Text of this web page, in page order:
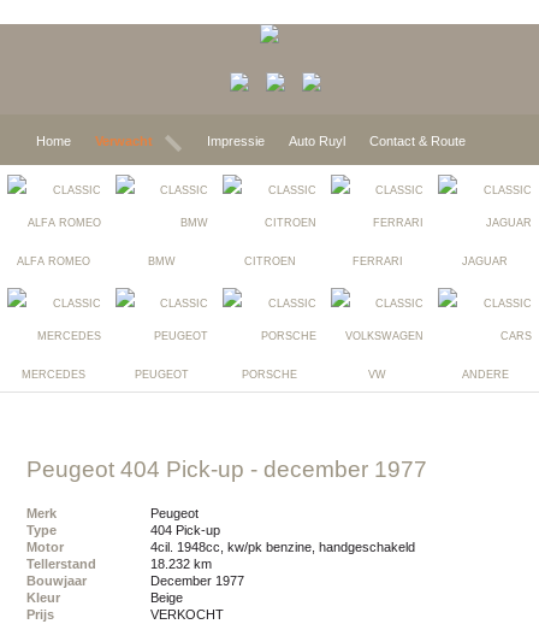
Home Verwacht Impressie Auto Ruyl Contact & Route
ALFA ROMEO BMW CITROEN FERRARI JAGUAR
MERCEDES PEUGEOT PORSCHE VW ANDERE
Peugeot 404 Pick-up - december 1977
Merk
Peugeot
Type
404 Pick-up
Motor
4cil. 1948cc, kw/pk benzine, handgeschakeld
Tellerstand
18.232 km
Bouwjaar
december 1977
Kleur
beige
Prijs
VERKOCHT